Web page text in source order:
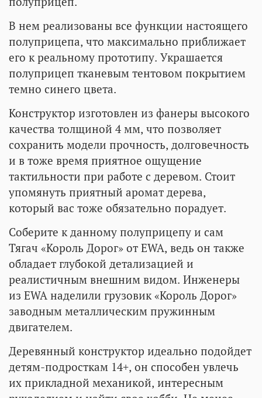
В нем реализованы все функции настоящего
полуприцепа, что максимально приближает
его к реальному прототипу. Украшается
полуприцеп тканевым тентовом покрытием
темно синего цвета.
Конструктор изготовлен из фанеры высокого
качества толщиной 4 мм, что позволяет
сохранить модели прочность, долговечность
и в тоже время приятное ощущение
тактильности при работе с деревом. Стоит
упомянуть приятный аромат дерева,
который вас тоже обязательно порадует.
Соберите к данному полуприцепу и сам
Тягач «Король Дорог» от EWA, ведь он также
обладает глубокой детализацией и
реалистичным внешним видом. Инженеры
из EWA наделили грузовик «Король Дорог»
заводным металлическим пружинным
двигателем.
Деревянный конструктор идеально подойдет
детям-подросткам 14+, он способен увлечь
их прикладной механикой, интересным